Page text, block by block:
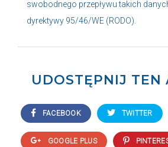
swobodnego przepływu takich
dyrektywy 95/46/WE (RODO).
UDOSTĘPNIJ TEN
FACEBOOK TWITTER
GOOGLE PLUS